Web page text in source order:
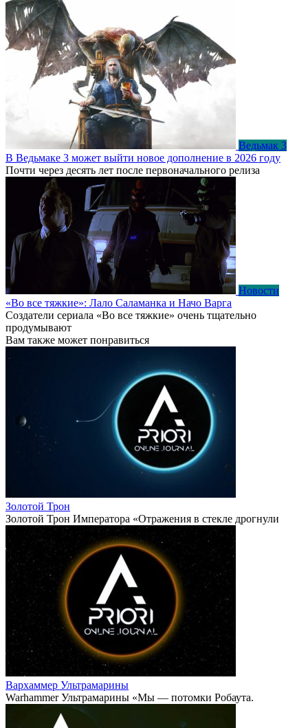
Ведьмак 3
В Ведьмаке 3 может выйти новое дополнение в 2026 году
Почти через десять лет после первоначального релиза
Новости
«Во все тяжкие»: Лало Саламанка и Начо Варга
Создатели сериала «Во все тяжкие» очень тщательно
продумывают
Вам также может понравиться
Золотой Трон
Золотой Трон Императора «Отражения в стекле дрогнули
Вархаммер Ультрамарины
Warhammer Ультрамарины «Мы — потомки Робаута.